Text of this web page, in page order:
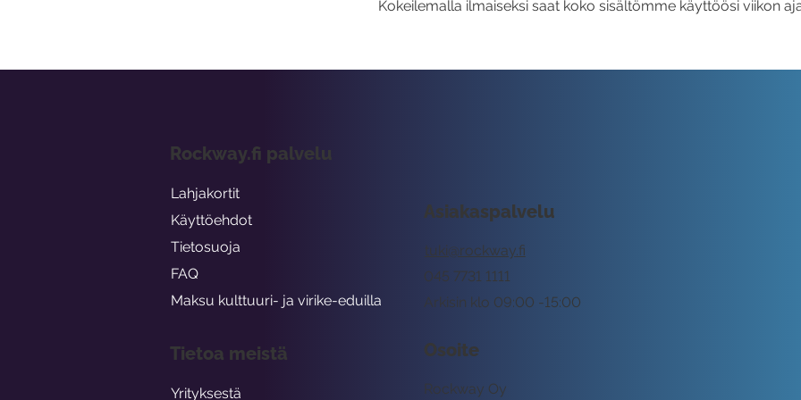
Kokeilemalla ilmaiseksi saat koko sisältömme käyttöösi viikon
Asiakaspalvelu
tuki@rockway.fi
Arkisin klo 09:00 -15:00
045 7731 1111
Osoite
Rockway Oy
Rockway.fi palvelu
Lahjakortit
Käyttöehdot
Tietosuoja
FAQ
Maksu kulttuuri- ja virike-eduilla
Tietoa meistä
Yrityksestä